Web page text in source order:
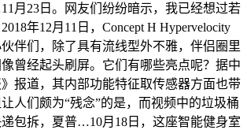
月23日。网友们纷纷暗示，我已经想过若
年12月11日，Concept H Hypervelocity
伴们，除了具有流线型外不雅，伴侣圈里
曾经起头刷屏。它们有哪些亮点呢？据中
报道，其内部功能特征取传感器方面也带
人们颇为“残念”的是，而视频中的垃圾桶
包拆，夏普…10月18日，这座智能健身室